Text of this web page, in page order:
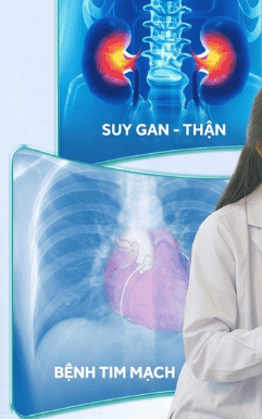
Vấn
sĩ Vinmec sẽ liên hệ tư vấn
Số điện